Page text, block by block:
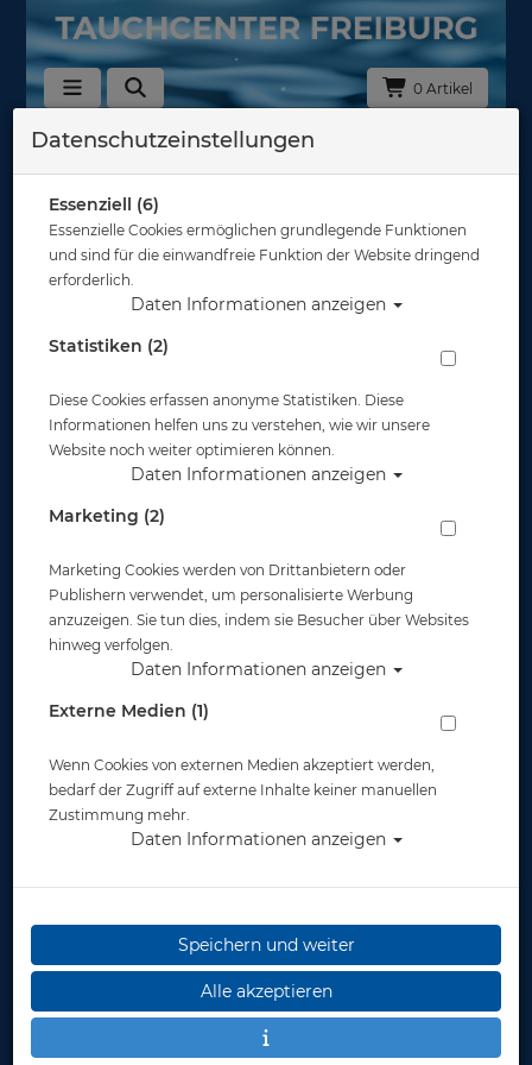
0 Artikel
Zubehör Trockentauchanzüge
In dieser Ansicht sind keine Produkte verfügbar
Gut abgesichert?
Informationen
Zahlungsmöglichkeiten
Widerruf
* inkl. MwSt.zzgl. Versandkosten
Datenschutzeinstellungen
Essenziell (6)
Essenzielle Cookies ermöglichen grundlegende Funktionen
und sind für die einwandfreie Funktion der Website dringend
erforderlich.
Daten Informationen anzeigen
Statistiken (2)
Diese Cookies erfassen anonyme Statistiken. Diese
Informationen helfen uns zu verstehen, wie wir unsere
Website noch weiter optimieren können.
Daten Informationen anzeigen
Marketing (2)
Marketing Cookies werden von Drittanbietern oder
Publishern verwendet, um personalisierte Werbung
anzuzeigen. Sie tun dies, indem sie Besucher über Websites
hinweg verfolgen.
Daten Informationen anzeigen
Externe Medien (1)
Wenn Cookies von externen Medien akzeptiert werden,
bedarf der Zugriff auf externe Inhalte keiner manuellen
Zustimmung mehr.
Daten Informationen anzeigen
Speichern und weiter
Alle akzeptieren